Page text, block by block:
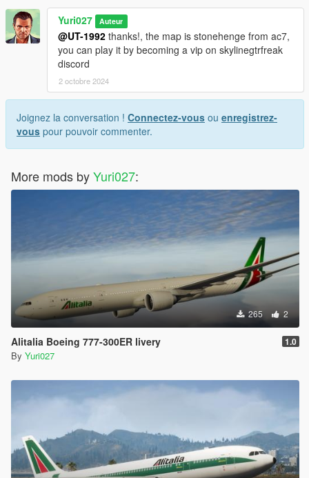
Yuri027 Auteur
@UT-1992 thanks!, the map is stonehenge from ac7,
you can play it by becoming a vip on skylinegtrfreak
discord
2 octobre 2024
Joignez la conversation ! Connectez-vous ou enregistrez-
vous pour pouvoir commenter.
More mods byYuri027:
265 2
Alitalia Boeing 777-300ER livery 1.0
By Yuri027